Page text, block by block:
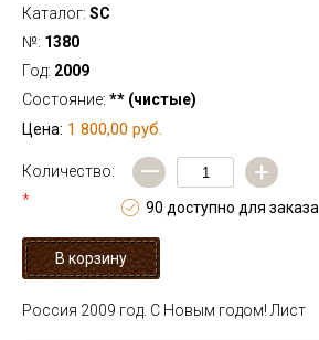
Каталог: SC
№: 1380
Год: 2009
Состояние: ** (чистые)
Цена: 1 800,00 руб.
Количество:
*
— +
90 доступно для заказа
Россия 2009 год. С Новым годом! Лист